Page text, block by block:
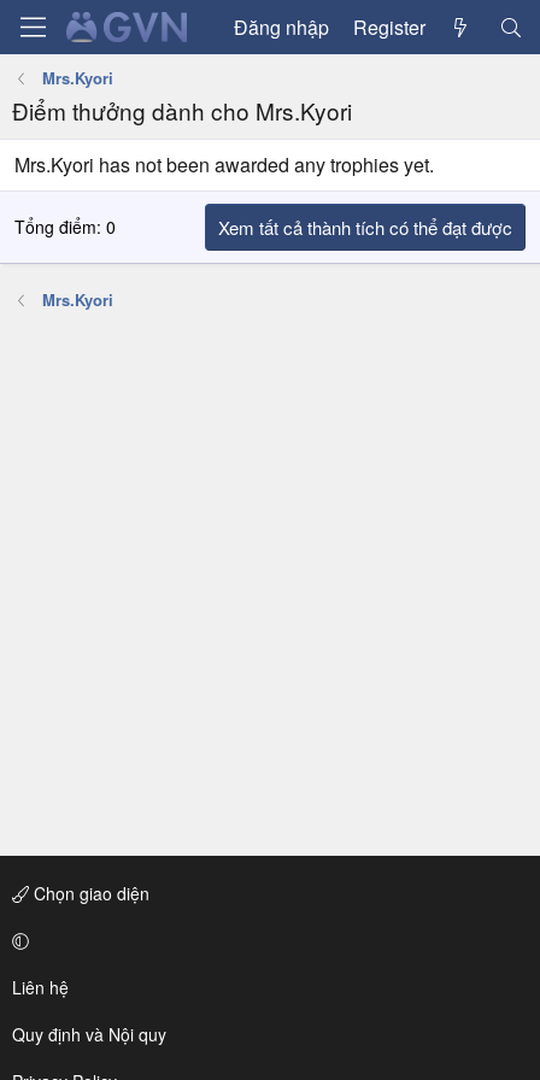
Đăng nhập Register
Mrs.Kyori
Điểm thưởng dành cho Mrs.Kyori
Mrs.Kyori has not been awarded any trophies yet.
Tổng điểm: 0 Xem tất cả thành tích có thể đạt được
Mrs.Kyori
Chọn giao diện
Liên hệ
Quy định và Nội quy